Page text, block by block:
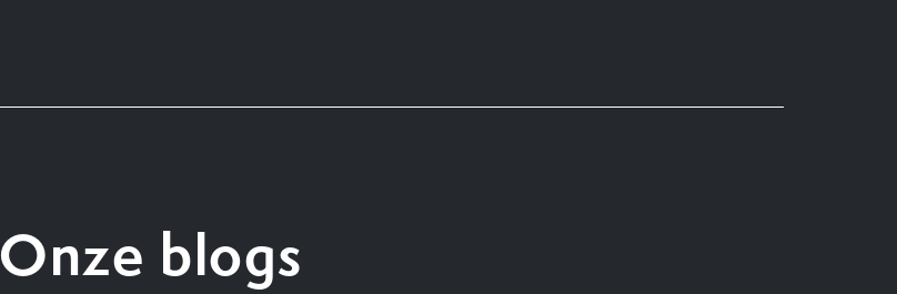
Onze blogs